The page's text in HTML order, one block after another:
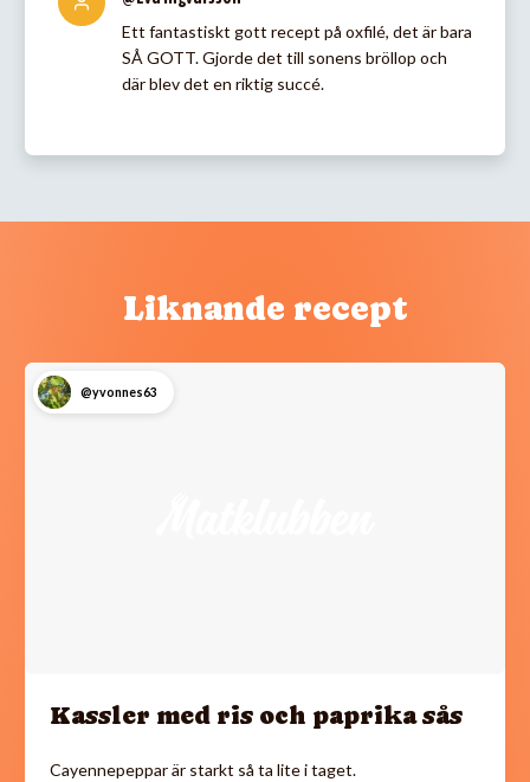
Ett fantastiskt gott recept på oxfilé, det är bara
SÅ GOTT. Gjorde det till sonens bröllop och
där blev det en riktig succé.
Liknande recept
@yvonnes63
Kassler med ris och paprika sås
Cayennepeppar är starkt så ta lite i taget.